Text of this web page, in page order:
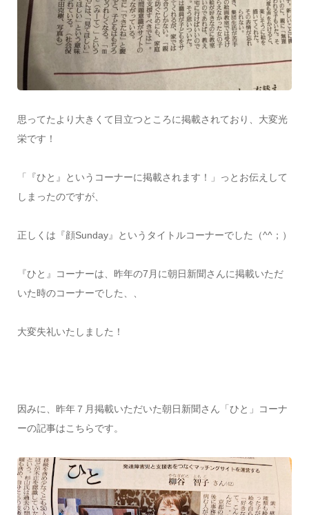
思ってたより大きくて目立つところに掲載されており、大変光
栄です！
「『ひと』というコーナーに掲載されます！」っとお伝えして
しまったのですが、
正しくは『顔Sunday』というタイトルコーナーでした（^^；）
『ひと』コーナーは、昨年の7月に朝日新聞さんに掲載いただ
いた時のコーナーでした、、
大変失礼いたしました！
因みに、昨年７月掲載いただいた朝日新聞さん「ひと」コーナ
ーの記事はこちらです。